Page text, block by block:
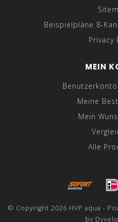
Beispielpläne 8-
Privacy
MEIN
Meine
Mein
Alle
© Copyright 2026 HVP aqua -
by